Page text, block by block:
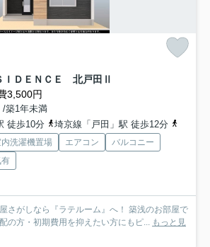
ＩＤＥＮＣＥ 北戸田Ⅱ
3,500円
/築1年未満
徒歩10分
埼京線「戸田」駅 徒歩12分
洗濯機置場 エアコン
バルコニー
有
さがしなら『ラテルーム』へ！ 築浅のお部屋で
の方・初期費用を抑えたい方にもピ... もっと見